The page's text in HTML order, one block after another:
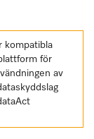
kompatibla
för
av